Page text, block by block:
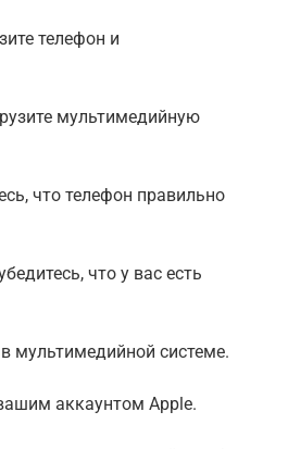
телефон и
мультимедийную
что телефон правильно
что у вас есть
мультимедийной системе.
аккаунтом Apple.